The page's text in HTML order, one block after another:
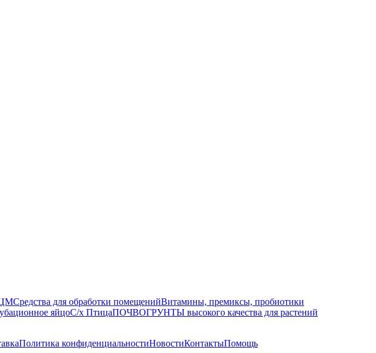
Средства для обработки помещенийВитамины, премиксы, пробиотики
яйцоС/х ПтицаПОЧВОГРУНТЫ высокого качества для растений
Политика конфиденциальностиНовостиКонтактыПомощь